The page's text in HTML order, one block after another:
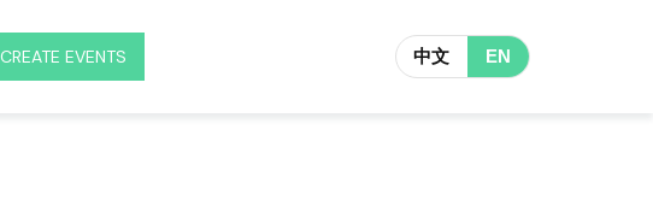
CREATE EVENTS 中文 EN